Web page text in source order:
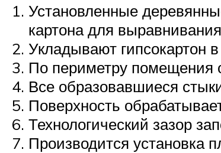
Установленные
картона для
Укладывают гипсокартон
По периметру помещения
Все образовавшиеся
Поверхность
Технологический зазор
Производится установка